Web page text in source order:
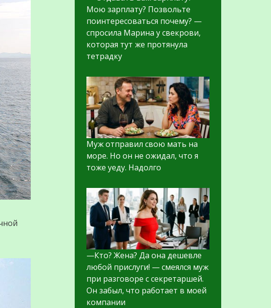
Мою зарплату? Позвольте
поинтересоваться почему? —
спросила Марина у свекрови,
которая тут же протянула
тетрадку
Муж отправил свою мать на
море. Но он не ожидал, что я
тоже уеду. Надолго
—Кто? Жена? Да она дешевле
любой прислуги! — смеялся муж
при разговоре с секретаршей.
Он забыл, что работает в моей
компании